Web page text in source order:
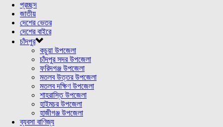
প্রচ্ছদ
জাতীয়
দেশের ভেতর
দেশের বাইরে
চাঁদপুর
কচুয়া উপজেলা
চাঁদপুর সদর উপজেলা
ফরিদগঞ্জ উপজেলা
মতলব উত্তর উপজেলা
মতলব দক্ষিণ উপজেলা
শাহরাস্তি উপজেলা
হাইমচর উপজেলা
হাজীগঞ্জ উপজেলা
ব্যবসা বাণিজ্য